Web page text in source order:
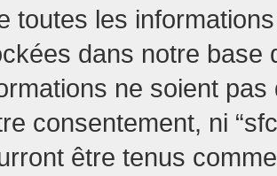
toutes les
dans notre base
ne soient
consentement, ni
être tenus